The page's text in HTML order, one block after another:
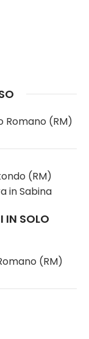
Romano (RM)
(RM)
in Sabina
IN SOLO
(RM)